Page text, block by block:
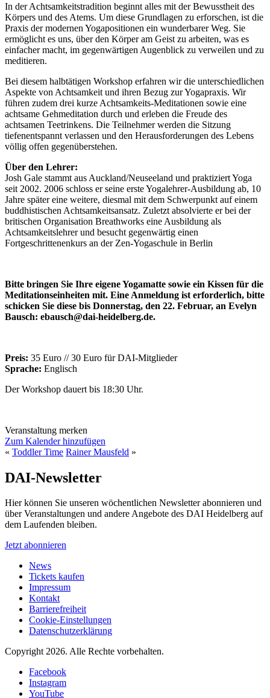
In der Achtsamkeitstradition beginnt alles mit der Bewusstheit des
Körpers und des Atems. Um diese Grundlagen zu erforschen, ist die
Praxis der modernen Yogapositionen ein wunderbarer Weg. Sie
ermöglicht es uns, über den Körper am Geist zu arbeiten, was es
einfacher macht, im gegenwärtigen Augenblick zu verweilen und zu
meditieren.
Bei diesem halbtätigen Workshop erfahren wir die unterschiedlichen
Aspekte von Achtsamkeit und ihren Bezug zur Yogapraxis. Wir
führen zudem drei kurze Achtsamkeits-Meditationen sowie eine
achtsame Gehmeditation durch und erleben die Freude des
achtsamen Teetrinkens. Die Teilnehmer werden die Sitzung
tiefenentspannt verlassen und den Herausforderungen des Lebens
völlig offen gegenüberstehen.
Über den Lehrer:
Josh Gale stammt aus Auckland/Neuseeland und praktiziert Yoga
seit 2002. 2006 schloss er seine erste Yogalehrer-Ausbildung ab, 10
Jahre später eine weitere, diesmal mit dem Schwerpunkt auf einem
buddhistischen Achtsamkeitsansatz. Zuletzt absolvierte er bei der
britischen Organisation Breathworks eine Ausbildung als
Achtsamkeitslehrer und besucht gegenwärtig einen
Fortgeschrittenenkurs an der Zen-Yogaschule in Berlin
Bitte bringen Sie Ihre eigene Yogamatte sowie ein Kissen für die
Meditationseinheiten mit. Eine Anmeldung ist erforderlich, bitte
schicken Sie diese bis Donnerstag, den 22. Februar, an Evelyn
Bausch: ebausch@dai-heidelberg.de.
Preis: 35 Euro // 30 Euro für DAI-Mitglieder
Sprache: Englisch
Der Workshop dauert bis 18:30 Uhr.
Veranstaltung merken
Zum Kalender hinzufügen
« Toddler Time Rainer Mausfeld »
DAI-Newsletter
Hier können Sie unseren wöchentlichen Newsletter abonnieren und
über Veranstaltungen und andere Angebote des DAI Heidelberg auf
dem Laufenden bleiben.
Jetzt abonnieren
News
Tickets kaufen
Impressum
Kontakt
Barrierefreiheit
Cookie-Einstellungen
Datenschutzerklärung
Copyright 2026. Alle Rechte vorbehalten.
Facebook
Instagram
YouTube